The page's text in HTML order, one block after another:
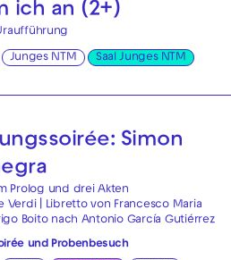
ich an (2+)
Junges NTM
Saal Junges NTM
Simon
Prolog und drei Akten
Verdi | Libretto von Francesco Maria
Boito nach Antonio García Gutiérrez
und Probenbesuch